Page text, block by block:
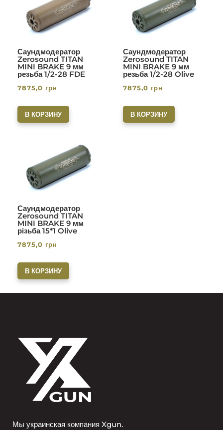
Саундмодератор
Zerosound TITAN
MINI BRAKE 9 мм
резьба 1/2-28 FDE
7875,0 грн
В КОРЗИНУ
Саундмодератор
Zerosound TITAN
MINI BRAKE 9 мм
резьба 1/2-28 Olive
7875,0 грн
В КОРЗИНУ
Саундмодератор
Zerosound TITAN
MINI BRAKE 9 мм
різьба 15*1 Olive
7875,0 грн
В КОРЗИНУ
Мы украинская компания Xgun.